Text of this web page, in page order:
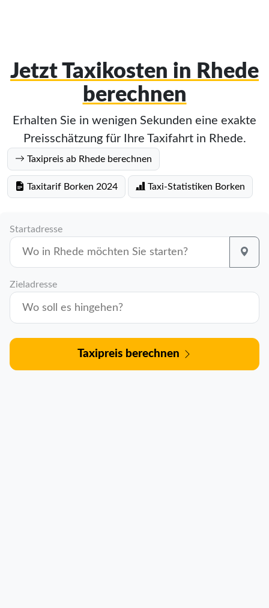
Jetzt Taxikosten in Rhede
berechnen
Erhalten Sie in wenigen Sekunden eine exakte
Preisschätzung für Ihre Taxifahrt in Rhede.
Taxipreis ab Rhede berechnen
Taxitarif Borken 2024 Taxi-Statistiken Borken
Startadresse
Zieladresse
Taxipreis berechnen